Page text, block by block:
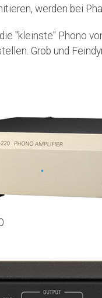
werden bei
"kleinste" Phono
Grob und